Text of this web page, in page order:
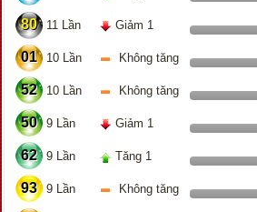
80 11 Lần Giảm 1
01 10 Lần Không tăng
52 10 Lần Không tăng
50 9 Lần Giảm 1
62 9 Lần Tăng 1
93 9 Lần Không tăng